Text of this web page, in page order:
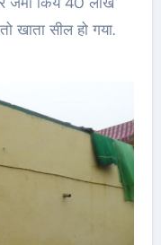
खाता सील हो गया.